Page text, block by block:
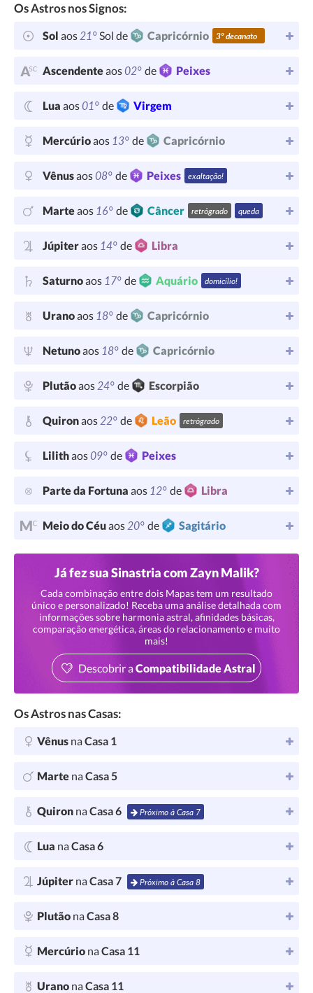
Os Astros nos Signos:
Sol aos21°Sol de Capricórnio 3º decanato
Ascendenteaos02° de Peixes
Lua aos01° de Virgem
Mercúrioaos 13° de Capricórnio
Vênusaos08° de Peixes exaltação!
Marteaos 16° de Câncer retrógrado queda
Júpiteraos 14° de Libra
Saturnoaos 17° de Aquário domicílio!
Uranoaos 18° de Capricórnio
Netunoaos 18° de Capricórnio
Plutãoaos24° de Escorpião
Quironaos22° de Leão retrógrado
Lilithaos09° de Peixes
Parte da Fortuna aos 12° de Libra
Meio do Céuaos20° de Sagitário
Já fez sua Sinastria com Zayn Malik?
Cada combinação entre dois Mapas tem um resultado
único e personalizado! Receba uma análise detalhada com
informações sobre harmonia astral, afinidades básicas,
comparação energética, áreas do relacionamento e muito
mais!
Descobrir aCompatibilidade Astral
Os Astros nas Casas:
Vênus naCasa 1
Marte naCasa 5
Quiron naCasa 6 Próximo à Casa 7
Lua naCasa 6
Júpiter naCasa 7 Próximo à Casa 8
Plutão naCasa 8
Mercúrio naCasa 11
Urano naCasa 11